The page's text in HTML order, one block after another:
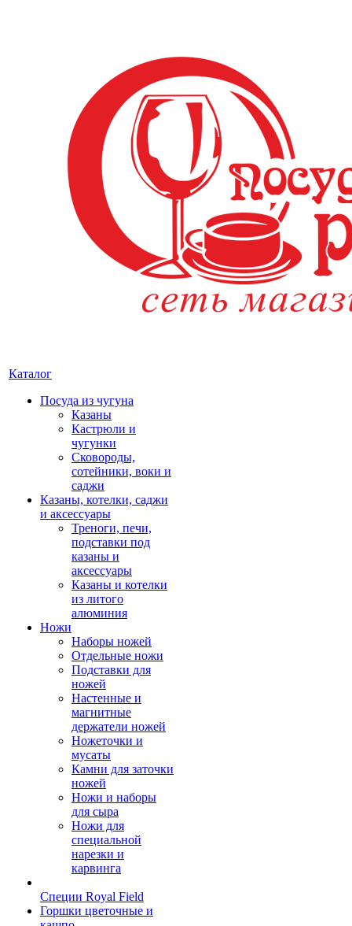
Каталог
Посуда из чугуна
Казаны
Кастрюли и
чугунки
Сковороды,
сотейники, воки и
саджи
Казаны, котелки, саджи
и аксессуары
Треноги, печи,
подставки под
казаны и
аксессуары
Казаны и котелки
из литого
алюминия
Ножи
Наборы ножей
Отдельные ножи
Подставки для
ножей
Настенные и
магнитные
держатели ножей
Ножеточки и
мусаты
Камни для заточки
ножей
Ножи и наборы
для сыра
Ножи для
специальной
нарезки и
карвинга
Специи Royal Field
Горшки цветочные и